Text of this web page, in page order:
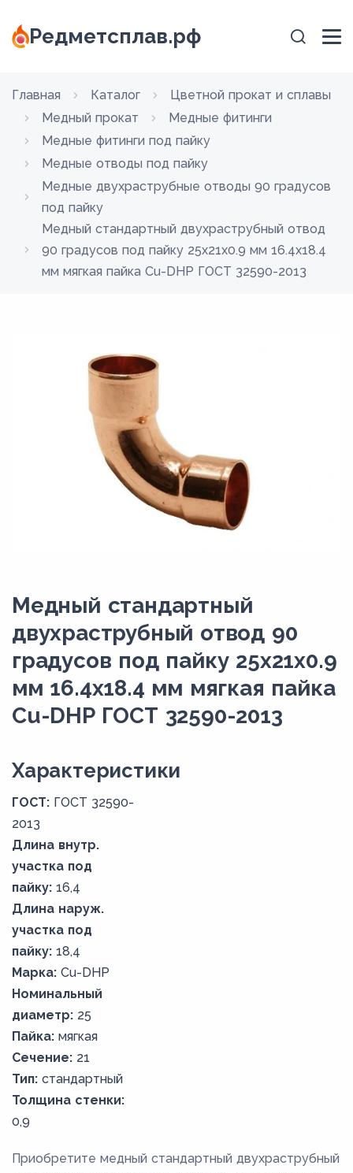
Редметсплав.рф
Главная Каталог
Цветной прокат и сплавы
Медный прокат
Медные фитинги
Медные фитинги под пайку
Медные отводы под пайку
Медные двухраструбные отводы 90 градусов
под пайку
Медный стандартный двухраструбный отвод
90 градусов под пайку 25х21х0.9 мм 16.4х18.4
мм мягкая пайка Cu-DHP ГОСТ 32590-2013
Медный стандартный
двухраструбный отвод 90
градусов под пайку 25х21х0.9
мм 16.4х18.4 мм мягкая пайка
Cu-DHP ГОСТ 32590-2013
Xарактеристики
ГОСТ: ГОСТ 32590-
2013
Длина внутр.
участка под
пайку: 16,4
Длина наруж.
участка под
пайку: 18,4
Марка: Cu-DHP
Номинальный
диаметр: 25
Пайка: мягкая
Сечение: 21
Тип: стандартный
Толщина стенки:
0,9
Приобретите медный стандартный двухраструбный